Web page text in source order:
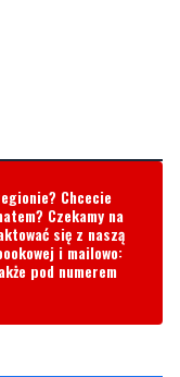
Chcecie
Czekamy na
się z naszą
pod numerem